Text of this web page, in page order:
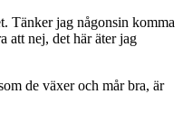
Tänker jag någonsin komma
att nej, det här äter jag
de växer och mår bra, är